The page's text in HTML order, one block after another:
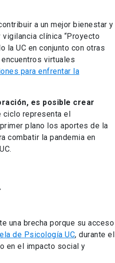
a un mejor bienestar y
clínica “Proyecto
la UC en conjunto con otras
virtuales
para enfrentar la
es posible crear
ciclo representa el
plano los aportes de la
combatir la pandemia en
una brecha porque su acceso
de Psicología UC, durante el
en el impacto social y